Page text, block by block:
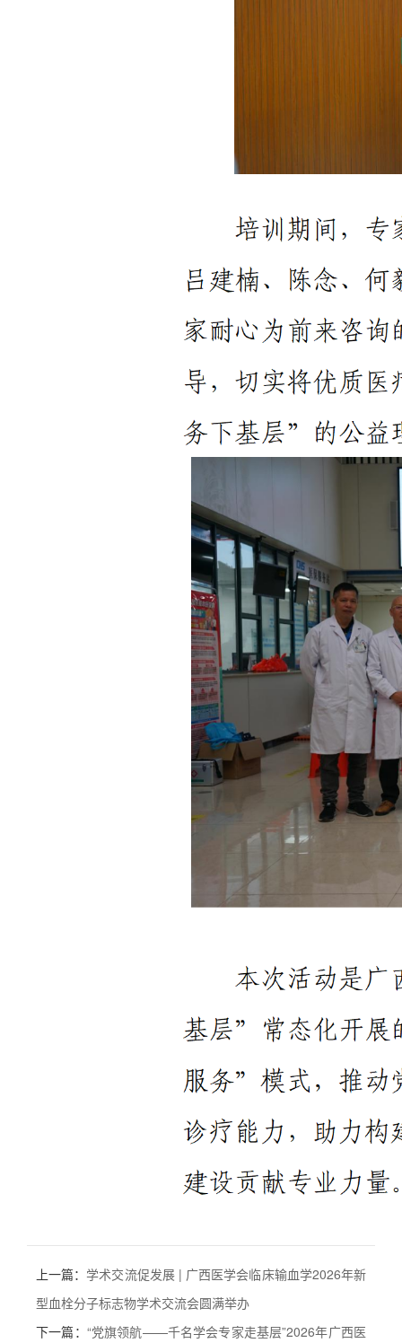
上一篇：学术交流促发展 | 广西医学会临床输血学2026年新
型血栓分子标志物学术交流会圆满举办
下一篇： “党旗领航——千名学会专家走基层”2026年广西医